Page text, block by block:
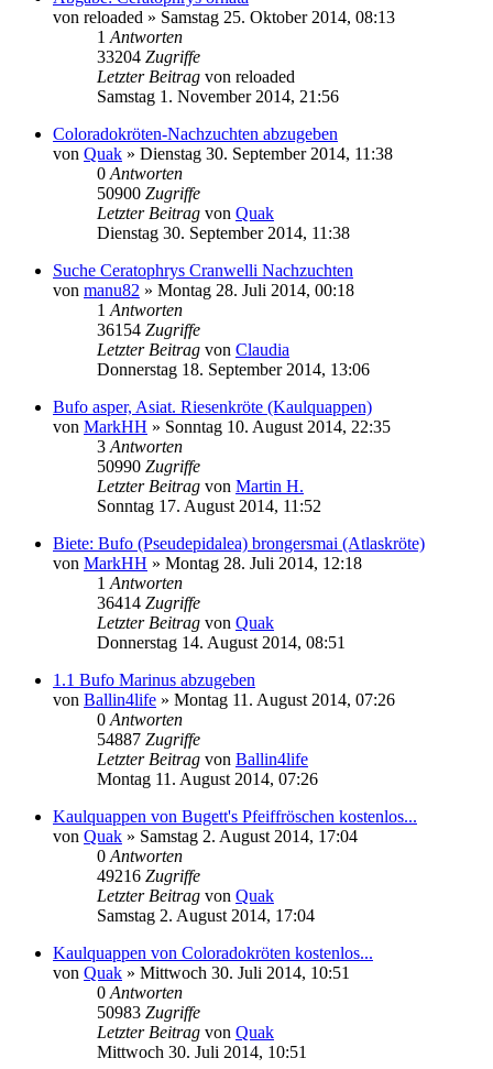
von reloaded » Samstag 25. Oktober 2014, 08:13
1 Antworten
33204 Zugriffe
Letzter Beitrag von reloaded
Samstag 1. November 2014, 21:56
Coloradokröten-Nachzuchten abzugeben
von Quak » Dienstag 30. September 2014, 11:38
0 Antworten
50900 Zugriffe
Letzter Beitrag von Quak
Dienstag 30. September 2014, 11:38
Suche Ceratophrys Cranwelli Nachzuchten
von manu82 » Montag 28. Juli 2014, 00:18
1 Antworten
36154 Zugriffe
Letzter Beitrag von Claudia
Donnerstag 18. September 2014, 13:06
Bufo asper, Asiat. Riesenkröte (Kaulquappen)
von MarkHH » Sonntag 10. August 2014, 22:35
3 Antworten
50990 Zugriffe
Letzter Beitrag von Martin H.
Sonntag 17. August 2014, 11:52
Biete: Bufo (Pseudepidalea) brongersmai (Atlaskröte)
von MarkHH » Montag 28. Juli 2014, 12:18
1 Antworten
36414 Zugriffe
Letzter Beitrag von Quak
Donnerstag 14. August 2014, 08:51
1.1 Bufo Marinus abzugeben
von Ballin4life » Montag 11. August 2014, 07:26
0 Antworten
54887 Zugriffe
Letzter Beitrag von Ballin4life
Montag 11. August 2014, 07:26
Kaulquappen von Bugett's Pfeiffröschen kostenlos...
von Quak » Samstag 2. August 2014, 17:04
0 Antworten
49216 Zugriffe
Letzter Beitrag von Quak
Samstag 2. August 2014, 17:04
Kaulquappen von Coloradokröten kostenlos...
von Quak » Mittwoch 30. Juli 2014, 10:51
0 Antworten
50983 Zugriffe
Letzter Beitrag von Quak
Mittwoch 30. Juli 2014, 10:51